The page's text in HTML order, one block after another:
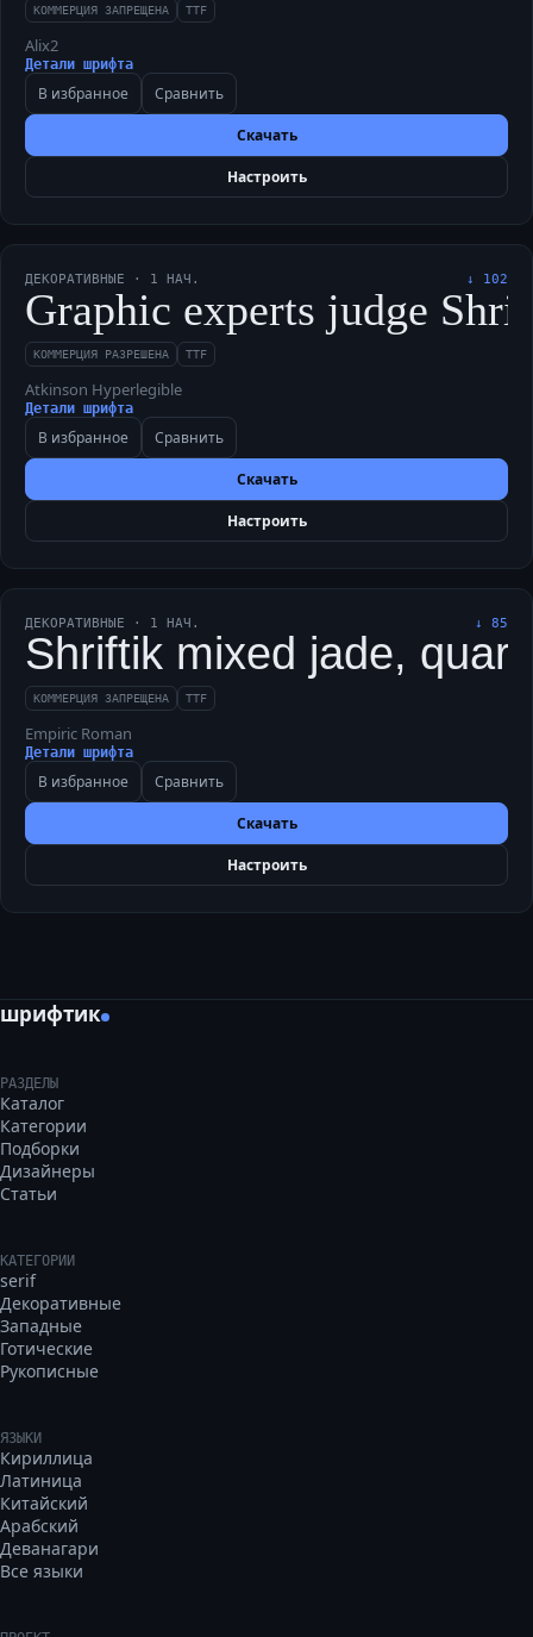
КОММЕРЦИЯ ЗАПРЕЩЕНА TTF
Alix2
Детали шрифта
В избранное Сравнить
Скачать
Настроить
ДЕКОРАТИВНЫЕ · 1 НАЧ. ↓ 102
Graphic experts judge
КОММЕРЦИЯ РАЗРЕШЕНА TTF
Atkinson Hyperlegible
Детали шрифта
В избранное Сравнить
Скачать
Настроить
ДЕКОРАТИВНЫЕ · 1 НАЧ. ↓ 85
Shriftik mixed jade,
КОММЕРЦИЯ ЗАПРЕЩЕНА TTF
Empiric Roman
Детали шрифта
В избранное Сравнить
Скачать
Настроить
шрифтик
РАЗДЕЛЫ
Каталог
Категории
Подборки
Дизайнеры
Статьи
КАТЕГОРИИ
serif
Декоративные
Западные
Готические
Рукописные
ЯЗЫКИ
Кириллица
Латиница
Китайский
Арабский
Деванагари
Все языки